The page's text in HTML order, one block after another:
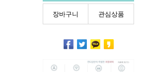
장바구니 관심상품